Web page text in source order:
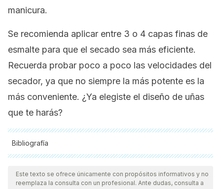
manicura.
Se recomienda aplicar entre 3 o 4 capas finas de
esmalte para que el secado sea más eficiente.
Recuerda probar poco a poco las velocidades del
secador, ya que no siempre la más potente es la
más conveniente. ¿Ya elegiste el diseño de uñas
que te harás?
Bibliografía
Todas las fuentes citadas fueron revisadas a profundidad por
nuestro equipo, para asegurar su calidad, confiabilidad,
vigencia y validez.La bibliografía de este artículo fue
Este texto se ofrece únicamente con propósitos informativos y no
reemplaza la consulta con un profesional. Ante dudas, consulta a